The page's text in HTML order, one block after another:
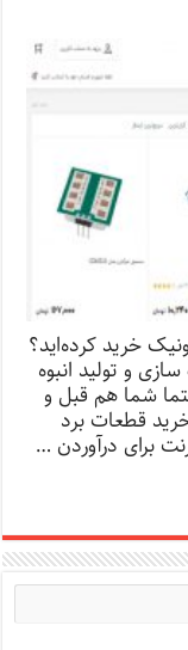
خرید کرده‌اید؟
و تولید انبوه
شما هم قبل و
قطعات برد
برای درآوردن …